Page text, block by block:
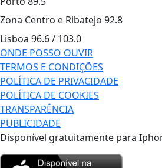
Zona Centro e Ribatejo 92.8
Lisboa 96.6 / 103.0
ONDE POSSO OUVIR
TERMOS E CONDIÇÕES
POLÍTICA DE PRIVACIDADE
POLÍTICA DE COOKIES
TRANSPARÊNCIA
PUBLICIDADE
Disponível gratuitamente para